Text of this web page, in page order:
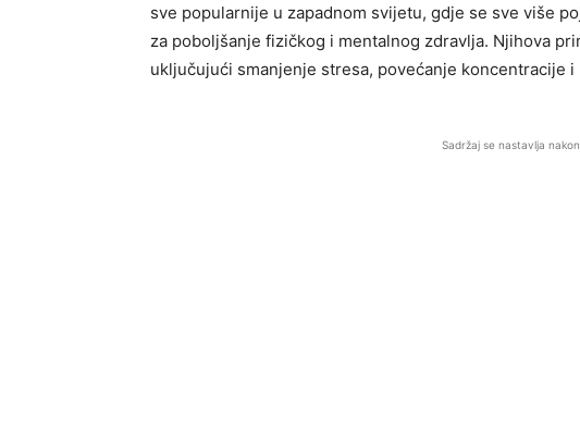
sve popularnije u zapadnom svijetu, gdje se sve više
za poboljšanje fizičkog i mentalnog zdravlja. Njihova
uključujući smanjenje stresa, povećanje koncentracije
Sadržaj se nastavlja